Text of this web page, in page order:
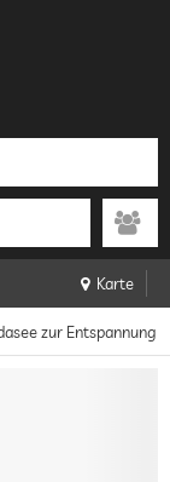
Karte
zur Entspannung